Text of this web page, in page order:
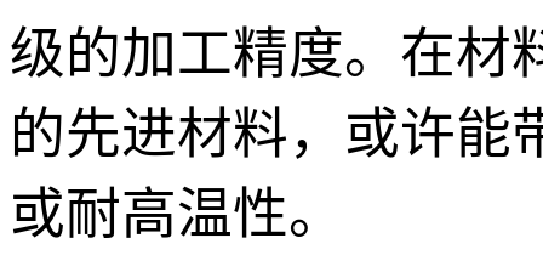
级的加工精度。在材
的先进材料，或许能
或耐高温性。